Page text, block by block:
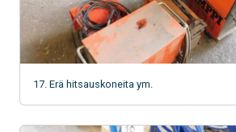
17. Erä hitsauskoneita ym.